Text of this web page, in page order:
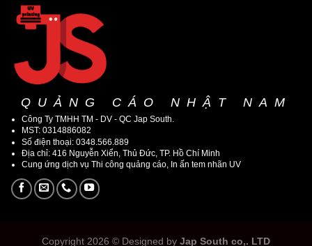
QUẢNG CÁO NHẬT NAM
Công Ty TMHH TM - DV - QC Jap South.
MST: 0314886082
Số điện thoại: 0348.566.889
Địa chỉ: 416 Nguyễn Xiển, Thủ Đức, TP. Hồ Chí Minh
Cung ứng dịch vụ Thi công quảng cáo, In ấn tem nhãn UV
Copyright 2026 © Designed by Jap South co,. LTD